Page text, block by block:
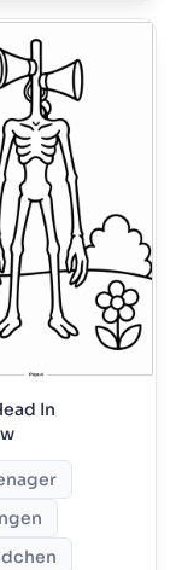
In